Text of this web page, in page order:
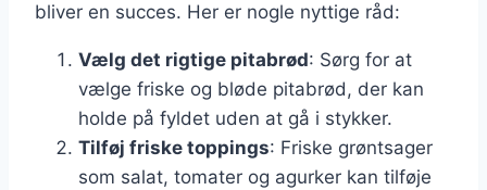
bliver en succes. Her er nogle nyttige råd:
Vælg det rigtige pitabrød: Sørg for at
vælge friske og bløde pitabrød, der kan
holde på fyldet uden at gå i stykker.
Tilføj friske toppings: Friske grøntsager
som salat, tomater og agurker kan tilføje